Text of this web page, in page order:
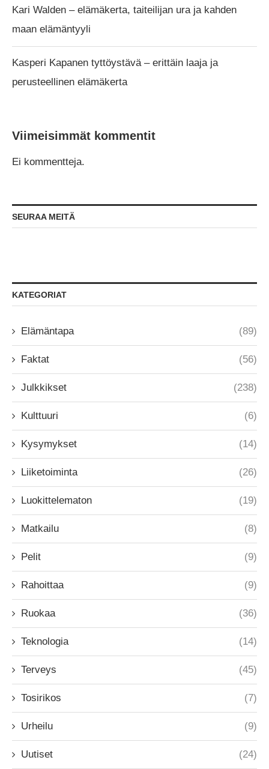
Kari Walden – elämäkerta, taiteilijan ura ja kahden
maan elämäntyyli
Kasperi Kapanen tyttöystävä – erittäin laaja ja
perusteellinen elämäkerta
Viimeisimmät kommentit
Ei kommentteja.
SEURAA MEITÄ
KATEGORIAT
Elämäntapa (89)
Faktat (56)
Julkkikset (238)
Kulttuuri (6)
Kysymykset (14)
Liiketoiminta (26)
Luokittelematon (19)
Matkailu (8)
Pelit (9)
Rahoittaa (9)
Ruokaa (36)
Teknologia (14)
Terveys (45)
Tosirikos (7)
Urheilu (9)
Uutiset (24)